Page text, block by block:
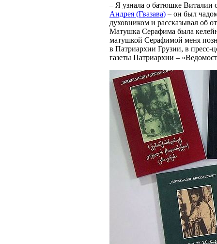
– Я узнала о батюшке Виталии
Андрея (Гвазава) – он был
духовником и рассказывал об
Матушка Серафима была
матушкой Серафимой меня
в Патриархии Грузии, в пресс-
газеты Патриархии –